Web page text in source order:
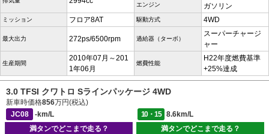
エンジン
ガソリン
ミッション フロア8AT 駆動方式 4WD
最大出力 272ps/6500rpm 過給器（ターボ）
スーパーチャージ
ャー
生産期間
2010年07月～201
1年06月
燃費性能
H22年度燃費基準
+25%達成
3.0 TFSI クワトロ Sラインパッケージ 4WD
新車時価格856万円(税込)
JC08
-km/L 10・15
8.6km/L
満タンでどこまで走る？
満タンでどこまで走る？